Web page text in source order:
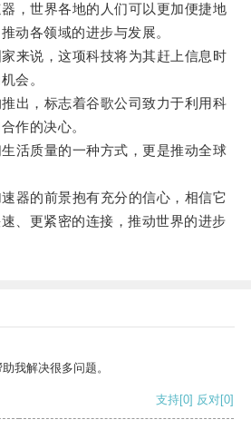
世界各地的人们可以更加便捷地
动各领域的进步与发展。
说，这项科技将为其赶上信息时
会。
，标志着谷歌公司致力于利用科
作的决心。
质量的一种方式，更是推动全球
的前景抱有充分的信心，相信它
、更紧密的连接，推动世界的进步
我解决很多问题。
支持[0] 反对[0]